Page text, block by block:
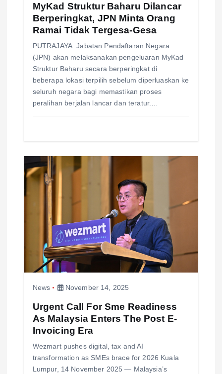
MyKad Struktur Baharu Dilancar
Berperingkat, JPN Minta Orang
Ramai Tidak Tergesa-Gesa
PUTRAJAYA: Jabatan Pendaftaran Negara
(JPN) akan melaksanakan pengeluaran MyKad
Struktur Baharu secara berperingkat di
beberapa lokasi terpilih sebelum diperluaskan ke
seluruh negara bagi memastikan proses
peralihan berjalan lancar dan teratur.…
News November 14, 2025
Urgent Call For Sme Readiness
As Malaysia Enters The Post E-
Invoicing Era
Wezmart pushes digital, tax and AI
transformation as SMEs brace for 2026 Kuala
Lumpur, 14 November 2025 — Malaysia’s